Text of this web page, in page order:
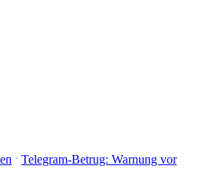
Telegram-Betrug: Warnung vor